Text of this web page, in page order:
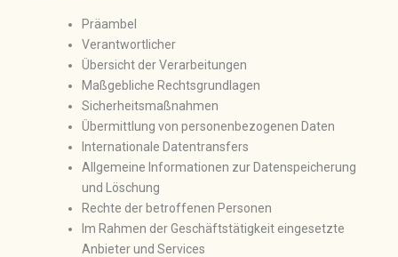
Präambel
Verantwortlicher
Übersicht der Verarbeitungen
Maßgebliche Rechtsgrundlagen
Sicherheitsmaßnahmen
Übermittlung von personenbezogenen Daten
Internationale Datentransfers
Allgemeine Informationen zur Datenspeicherung
und Löschung
Rechte der betroffenen Personen
Im Rahmen der Geschäftstätigkeit eingesetzte
Anbieter und Services